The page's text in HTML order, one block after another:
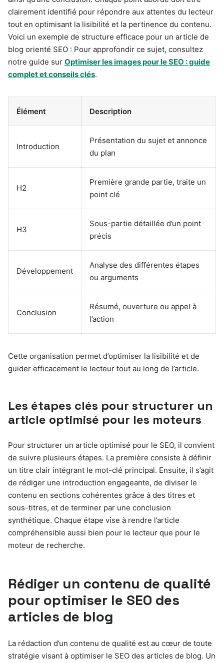
clairement identifié pour répondre aux attentes du lecteur
tout en optimisant la lisibilité et la pertinence du contenu.
Voici un exemple de structure efficace pour un article de
blog orienté SEO : Pour approfondir ce sujet, consultez
notre guide sur Optimiser les images pour le SEO : guide
complet et conseils clés.
Élément Description
Introduction
Présentation du sujet et annonce
du plan
H2
Première grande partie, traite un
point clé
H3
Sous-partie détaillée d’un point
précis
Développement
Analyse des différentes étapes
ou arguments
Conclusion
Résumé, ouverture ou appel à
l’action
Cette organisation permet d’optimiser la lisibilité et de
guider efficacement le lecteur tout au long de l’article.
Les étapes clés pour structurer un
article optimisé pour les moteurs
Pour structurer un article optimisé pour le SEO, il convient
de suivre plusieurs étapes. La première consiste à définir
un titre clair intégrant le mot-clé principal. Ensuite, il s’agit
de rédiger une introduction engageante, de diviser le
contenu en sections cohérentes grâce à des titres et
sous-titres, et de terminer par une conclusion
synthétique. Chaque étape vise à rendre l’article
compréhensible aussi bien pour le lecteur que pour le
moteur de recherche.
Rédiger un contenu de qualité
pour optimiser le SEO des
articles de blog
La rédaction d’un contenu de qualité est au cœur de toute
stratégie visant à optimiser le SEO des articles de blog. Un